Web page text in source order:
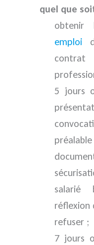
quel que
obtenir
emploi
5 jours
salarié
réflexion
refuser ;
7 jours